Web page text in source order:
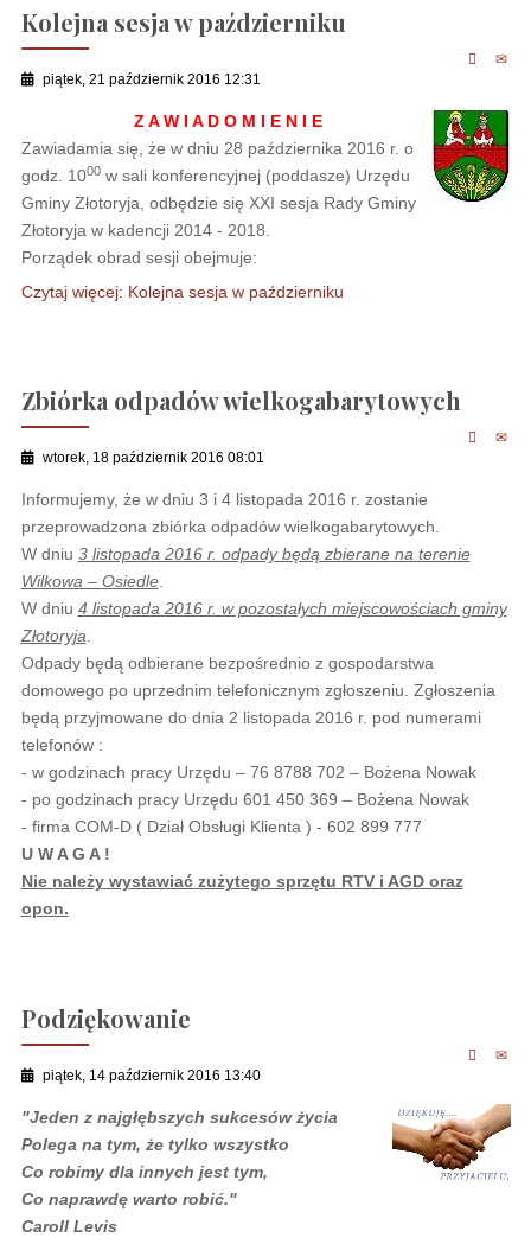
Kolejna sesja w październiku
piątek, 21 październik 2016 12:31
Z A W I A D O M I E N I E
Zawiadamia się, że w dniu 28 października 2016 r. o
godz. 1000w sali konferencyjnej (poddasze) Urzędu
Gminy Złotoryja, odbędzie się XXI sesja Rady Gminy
Złotoryja w kadencji 2014 - 2018.
Porządek obrad sesji obejmuje:
Czytaj więcej: Kolejna sesja w październiku
Zbiórka odpadów wielkogabarytowych
wtorek, 18 październik 2016 08:01
Informujemy, że w dniu 3 i 4 listopada 2016 r. zostanie
przeprowadzona zbiórka odpadów wielkogabarytowych.
W dniu 3 listopada 2016 r. odpady będą zbierane na terenie
Wilkowa – Osiedle.
W dniu 4 listopada 2016 r. w pozostałych miejscowościach gminy
Złotoryja
Odpady będą odbierane bezpośrednio z gospodarstwa
domowego po uprzednim telefonicznym zgłoszeniu. Zgłoszenia
będą przyjmowane do dnia 2 listopada 2016 r. pod numerami
telefonów :
- w godzinach pracy Urzędu – 76 8788 702 – Bożena Nowak
- po godzinach pracy Urzędu 601 450 369 – Bożena Nowak
- firma COM-D ( Dział Obsługi Klienta ) - 602 899 777
U W A G A !
Nie należy wystawiać zużytego sprzętu RTV i AGD oraz
opon.
Podziękowanie
piątek, 14 październik 2016 13:40
"Jeden z najgłębszych sukcesów życia
Polega na tym, że tylko wszystko
Co robimy dla innych jest tym,
Co naprawdę warto robić."
Caroll Levis